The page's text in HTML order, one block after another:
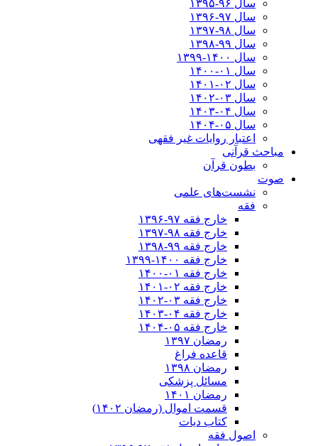
سال ۹۶-۱۳۹۵
سال ۹۷-۱۳۹۶
سال ۹۸-۱۳۹۷
سال ۹۹-۱۳۹۸‍
سال ۱۴۰۰-۱۳۹۹
سال ۰۱-۱۴۰۰
سال ۰۲-۱۴۰۱
سال ۰۳-۱۴۰۲
سال ۰۴-۱۴۰۳
سال ۰۵-۱۴۰۴
اعتبار روایات غیر فقهی
مباحث قرآنی
بطون قرآن
صوت
نشست‌های علمی
فقه
خارج فقه ۹۷-۱۳۹۶
خارج فقه ۹۸-۱۳۹۷
خارج فقه ۹۹-۱۳۹۸
خارج فقه ۱۴۰۰-۱۳۹۹
خارج فقه ۰۱-۱۴۰۰
خارج فقه ۰۲-۱۴۰۱
خارج فقه ۰۳-۱۴۰۲
خارج فقه ۰۴-۱۴۰۳
خارج فقه ۰۵-۱۴۰۴
رمضان ۱۳۹۷
قاعده فراغ
رمضان ۱۳۹۸
مسائل پزشکی
رمضان ۱۴۰۱
قسمت اموال (رمضان ۱۴۰۲)
کتاب دیات
اصول فقه